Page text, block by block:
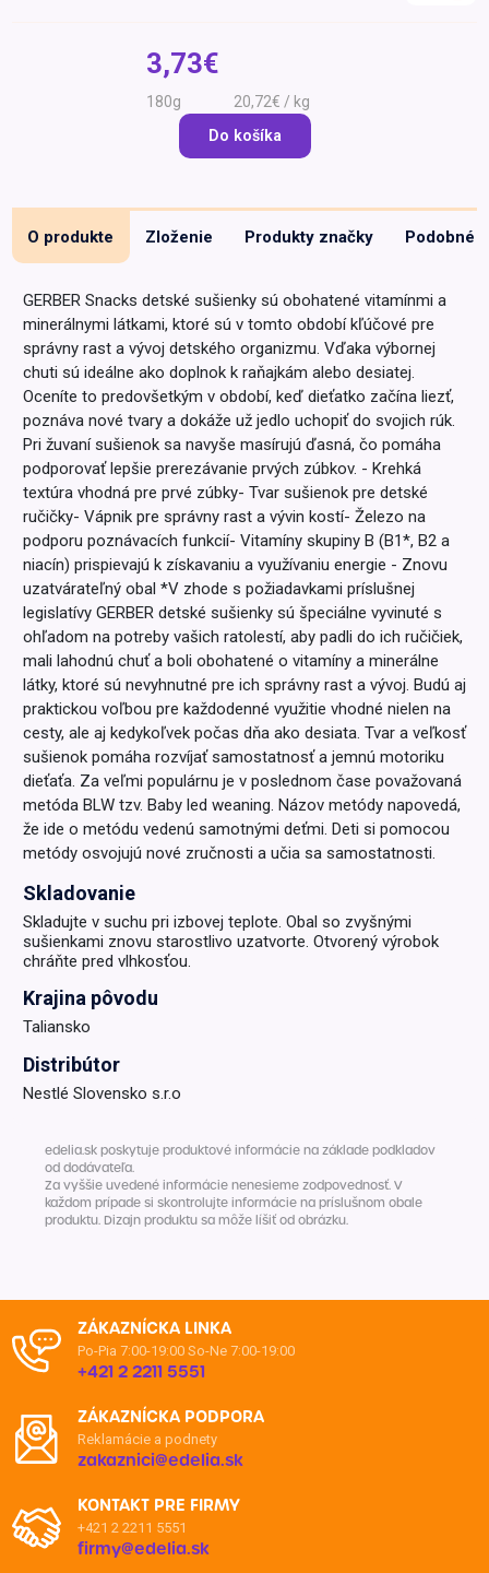
Darčekové
poukazy
Recepty
Domáci miláčikovia
3,73€
180g 20,72€ / kg
Do košíka
O produkte Zloženie Produkty značky Podobné
GERBER Snacks detské sušienky sú obohatené vitamínmi a
minerálnymi látkami, ktoré sú v tomto období kľúčové pre
správny rast a vývoj detského organizmu. Vďaka výbornej
chuti sú ideálne ako doplnok k raňajkám alebo desiatej.
Oceníte to predovšetkým v období, keď dieťatko začína liezť,
poznáva nové tvary a dokáže už jedlo uchopiť do svojich rúk.
Pri žuvaní sušienok sa navyše masírujú ďasná, čo pomáha
podporovať lepšie prerezávanie prvých zúbkov. - ​Krehká
textúra vhodná pre prvé zúbky​ - Tvar sušienok pre detské
ručičky​ - Vápnik pre správny rast a vývin kostí​ - Železo na
podporu poznávacích funkcií​ - Vitamíny skupiny B (B1*, B2 a
niacín) prispievajú k získavaniu a využívaniu energie - Znovu
uzatvárateľný obal *V zhode s požiadavkami príslušnej
legislatívy GERBER detské sušienky sú špeciálne vyvinuté s
ohľadom na potreby vašich ratolestí, aby padli do ich ručičiek,
mali lahodnú chuť a boli obohatené o vitamíny a minerálne
látky, ktoré sú nevyhnutné pre ich správny rast a vývoj. Budú aj
praktickou voľbou pre každodenné využitie vhodné nielen na
cesty, ale aj kedykoľvek počas dňa ako desiata. Tvar a veľkosť
sušienok pomáha rozvíjať samostatnosť a jemnú motoriku
dieťaťa. Za veľmi populárnu je v poslednom čase považovaná
metóda BLW tzv. Baby led weaning. Názov metódy napovedá,
že ide o metódu vedenú samotnými deťmi. Deti si pomocou
metódy osvojujú nové zručnosti a učia sa samostatnosti.
Skladovanie
Skladujte v suchu pri izbovej teplote. Obal so zvyšnými
sušienkami znovu starostlivo uzatvorte. Otvorený výrobok
chráňte pred vlhkosťou.
Krajina pôvodu
Taliansko
Distribútor
Nestlé Slovensko s.r.o
edelia.sk poskytuje produktové informácie na základe podkladov
od dodávateľa.
Za vyššie uvedené informácie nenesieme zodpovednosť. V
každom prípade si skontrolujte informácie na príslušnom obale
produktu. Dizajn produktu sa môže líšiť od obrázku.
ZÁKAZNÍCKA LINKA
Po-Pia 7:00-19:00 So-Ne 7:00-19:00
+421 2 2211 5551
ZÁKAZNÍCKA PODPORA
Reklamácie a podnety
zakaznici@edelia.sk
KONTAKT PRE FIRMY
+421 2 2211 5551
firmy@edelia.sk